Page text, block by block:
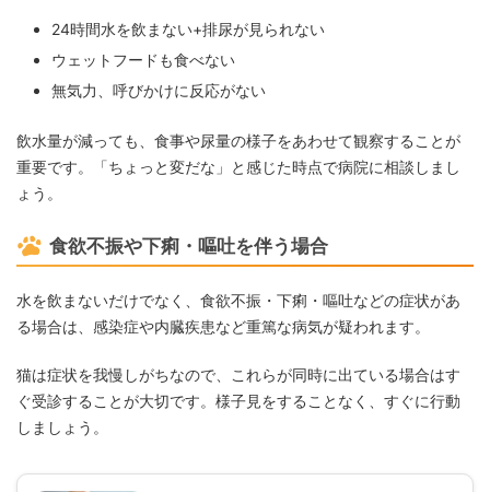
24時間水を飲まない+排尿が見られない
ウェットフードも食べない
無気力、呼びかけに反応がない
飲水量が減っても、食事や尿量の様子をあわせて観察することが
重要です。「ちょっと変だな」と感じた時点で病院に相談しまし
ょう。
食欲不振や下痢・嘔吐を伴う場合
水を飲まないだけでなく、食欲不振・下痢・嘔吐などの症状があ
る場合は、感染症や内臓疾患など重篤な病気が疑われます。
猫は症状を我慢しがちなので、これらが同時に出ている場合はす
ぐ受診することが大切です。様子見をすることなく、すぐに行動
しましょう。